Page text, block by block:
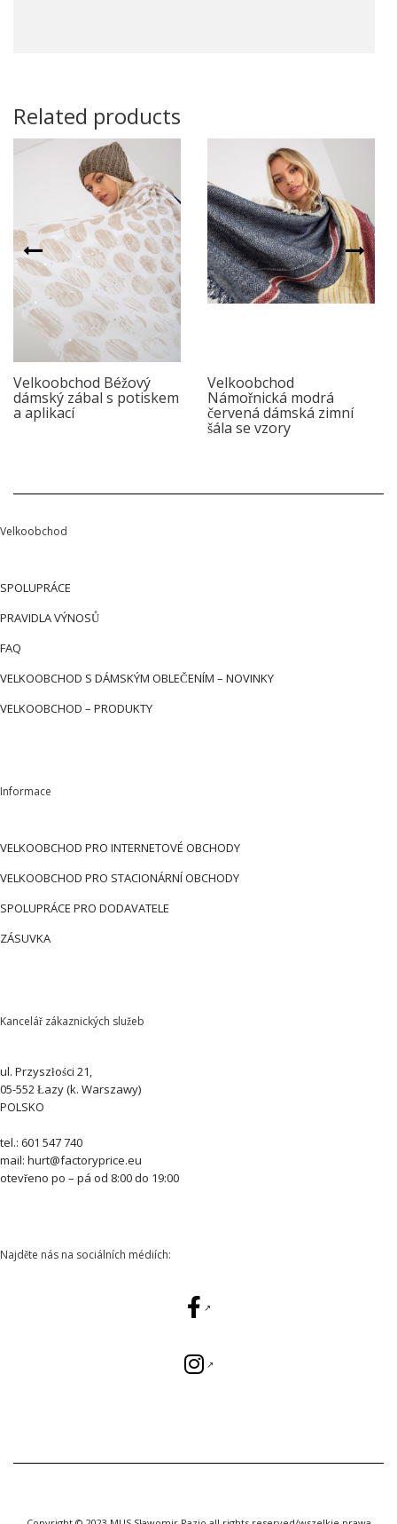
Related products
Velkoobchod Béžový
dámský zábal s potiskem
a aplikací
Velkoobchod
Námořnická modrá
červená dámská zimní
šála se vzory
Velkoobchod
SPOLUPRÁCE
PRAVIDLA VÝNOSŮ
FAQ
VELKOOBCHOD S DÁMSKÝM OBLEČENÍM – NOVINKY
VELKOOBCHOD – PRODUKTY
Informace
VELKOOBCHOD PRO INTERNETOVÉ OBCHODY
VELKOOBCHOD PRO STACIONÁRNÍ OBCHODY
SPOLUPRÁCE PRO DODAVATELE
ZÁSUVKA
Kancelář zákaznických služeb
ul. Przyszłości 21,
05-552 Łazy (k. Warszawy)
POLSKO
tel.: 601 547 740
mail: hurt@factoryprice.eu
otevřeno po – pá od 8:00 do 19:00
Najděte nás na sociálních médiích: